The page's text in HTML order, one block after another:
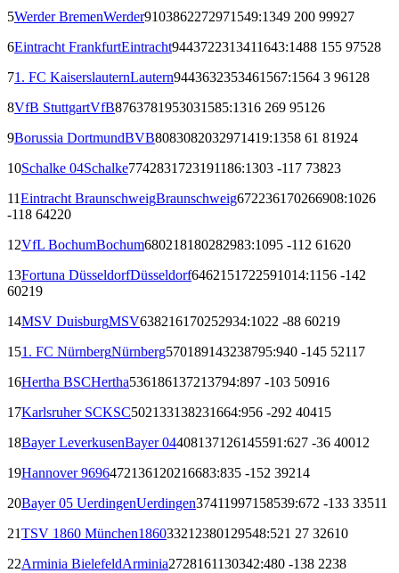
5Werder BremenWerder9103862272971549:1349 200 99927
6Eintracht FrankfurtEintracht9443722313411643:1488 155 97528
71. FC KaiserslauternLautern9443632353461567:1564 3 961 28
8VfB StuttgartVfB8763781953031585:1316 269 951 26
9Borussia DortmundBVB8083082032971419:1358 61 81924
10Schalke 04Schalke7742831723191186:1303 -117 73823
11Eintracht BraunschweigBraunschweig672236170266908:1026
-118 64220
12VfL BochumBochum680218180282983:1095 -112 61620
13Fortuna DüsseldorfDüsseldorf6462151722591014:1156 -142
60219
14MSV DuisburgMSV638216170252934:1022 -88 60219
151. FC NürnbergNürnberg570189143238795:940 -145 52117
16Hertha BSCHertha536186137213794:897 -103 50916
17Karlsruher SCKSC502133138231664:956 -292 40415
18Bayer LeverkusenBayer 04408137126145591:627 -36 40012
19Hannover 9696472136120216683:835 -152 39214
20Bayer 05 UerdingenUerdingen37411997158539:672 -133 33511
21TSV 1860 München186033212380129548:521 27 32610
22Arminia BielefeldArminia2728161130342:480 -138 2238